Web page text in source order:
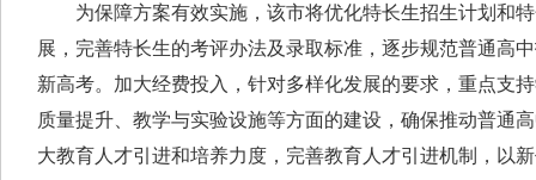
为保障方案有效实施，该市将优化特长生招生计划和特
展，完善特长生的考评办法及录取标准，逐步规范普通高
新高考。加大经费投入，针对多样化发展的要求，重点支
质量提升、教学与实验设施等方面的建设，确保推动普通
大教育人才引进和培养力度，完善教育人才引进机制，以